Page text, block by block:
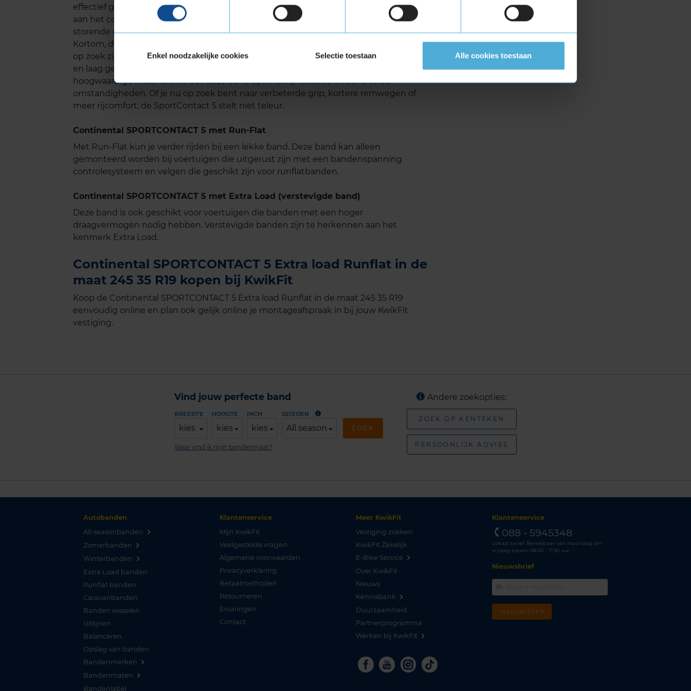
Enkel noodzakelijke cookies Selectie toestaan Alle cookies toestaan
effectief gedempt, wat zorgt voor een stillere rijervaring. Deze eigenschap draagt bij
aan het comfort tijdens lange ritten en zorgt ervoor dat je minder last hebt van
storende geluiden in de auto.
Kortom, de Continental SportContact 5 is een uitstekende keuze voor bestuurders die
op zoek zijn naar een betrouwbare, sportieve zomerband met een lange levensduur
en laag geluidsniveau. Dankzij de combinatie van geavanceerde technologieën en
hoogwaardige materialen biedt deze band optimale prestaties onder diverse
omstandigheden. Of je nu op zoek bent naar verbeterde grip, kortere remwegen of
meer rijcomfort, de SportContact 5 stelt niet teleur.
Continental SPORTCONTACT 5 met Run-Flat
Met Run-Flat kun je verder rijden bij een lekke band. Deze band kan alleen
gemonteerd worden bij voertuigen die uitgerust zijn met een bandenspanning
controlesysteem en velgen die geschikt zijn voor runflatbanden.
Continental SPORTCONTACT 5 met Extra Load (verstevigde band)
Deze band is ook geschikt voor voertuigen die banden met een hoger
draagvermogen nodig hebben. Verstevigde banden zijn te herkennen aan het
kenmerk Extra Load.
Continental SPORTCONTACT 5 Extra load Runflat in de
maat 245 35 R19 kopen bij KwikFit
Koop de Continental SPORTCONTACT 5 Extra load Runflat in de maat 245 35 R19
eenvoudig online en plan ook gelijk online je montageafspraak in bij jouw KwikFit
vestiging.
Vind jouw perfecte band
BREEDTE
kies
HOOGTE
kies
INCH
kies
SEIZOEN
All season ZOEK
Waar vind ik mijn bandenmaat?
Andere zoekopties:
ZOEK OP KENTEKEN
PERSOONLIJK ADVIES
Autobanden
All-seasonbanden
Zomerbanden
Winterbanden
Extra Load banden
Runflat banden
Caravanbanden
Banden wisselen
Uitlijnen
Balanceren
Opslag van banden
Bandenmerken
Bandenmaten
Bandenlabel
Klantenservice
Mijn KwikFit
Veelgestelde vragen
Algemene voorwaarden
Privacyverklaring
Betaalmethoden
Retourneren
Ervaringen
Contact
Meer KwikFit
Vestiging zoeken
KwikFit Zakelijk
E-Bike Service
Over KwikFit
Nieuws
Kennisbank
Duurzaamheid
Partnerprogramma
Werken bij KwikFit
Facebook
YoutubeInstagram
Tiktok
Klantenservice
088 - 5945348
Lokaal tarief. Bereikbaar van maandag t/m
vrijdag tussen 08.00 - 17.30 uur.
Nieuwsbrief
INSCHRIJVEN